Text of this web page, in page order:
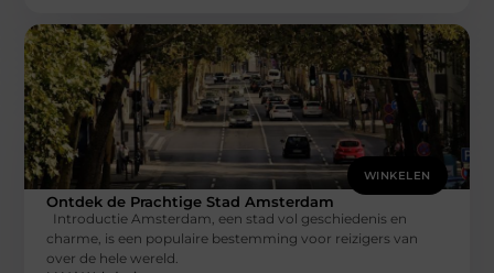
WINKELEN
Ontdek de Prachtige Stad Amsterdam
Introductie Amsterdam, een stad vol geschiedenis en
charme, is een populaire bestemming voor reizigers van
over de hele wereld.